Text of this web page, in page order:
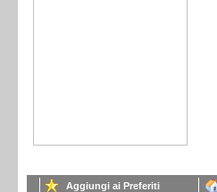
Aggiungi ai Preferiti